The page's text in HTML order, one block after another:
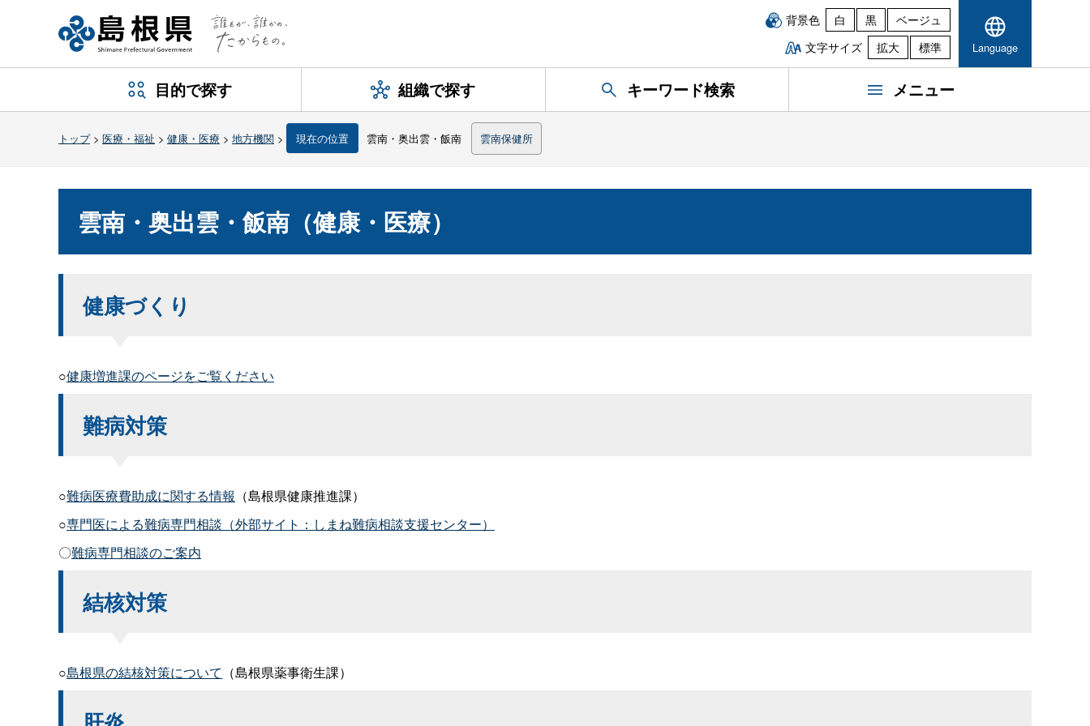
背景色 白 黒
ベージュ
文字サイズ
拡大 標準 Language
目的で探す 組織で探す キーワード検索 メニュー
トップ> 医療・福祉 > 健康・医療 > 地方機関 > 現在の位置 雲南・奥出雲・飯南 雲南保健所
雲南・奥出雲・飯南（健康・医療）
健康づくり
○健康増進課のページをご覧ください
難病対策
○難病医療費助成に関する情報 （島根県健康推進課）
○専門医による難病専門相談（外部サイト：しまね難病相談支援センター）
〇難病専門相談のご案内
結核対策
○島根県の結核対策について （島根県薬事衛生課）